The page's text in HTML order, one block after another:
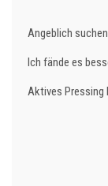
Angeblich
Ich fände es
Aktives Pressing